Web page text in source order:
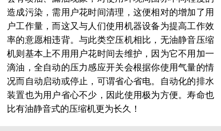
造成污染，需用户花时间清理，这便相对的增加了用
户工作量，而这又与人们使用机器设备为提高工作效
率的意愿相违背。与此类空压机相比，无油静音压缩
机则基本上不用用户花时间去维护，因为它不用加一
滴油，全自动的压力感应开关会根据你使用气量的情
况而自动启动或停止，可谓省心省电。自动化的排水
装置也为用户省心不少，因此使用极为方便。寿命也
比有油静音式的压缩机更为长久！